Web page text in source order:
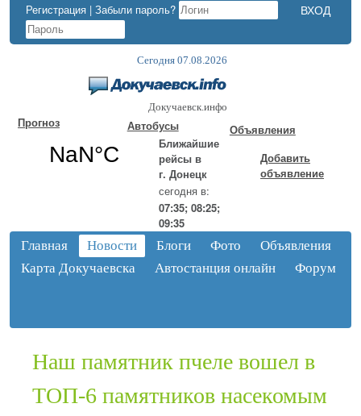
Регистрация | Забыли пароль?
Сегодня 07.08.2026
Докучаевск.инфо
Прогноз
Автобусы
Ближайшие
рейсы в
г. Донецк
сегодня в:
07:35; 08:25;
09:35
Объявления
Добавить
объявление
Главная Новости Блоги Фото
Объявления
Карта Докучаевска
Автостанция онлайн Форум
Наш памятник пчеле вошел в
ТОП-6 памятников насекомым